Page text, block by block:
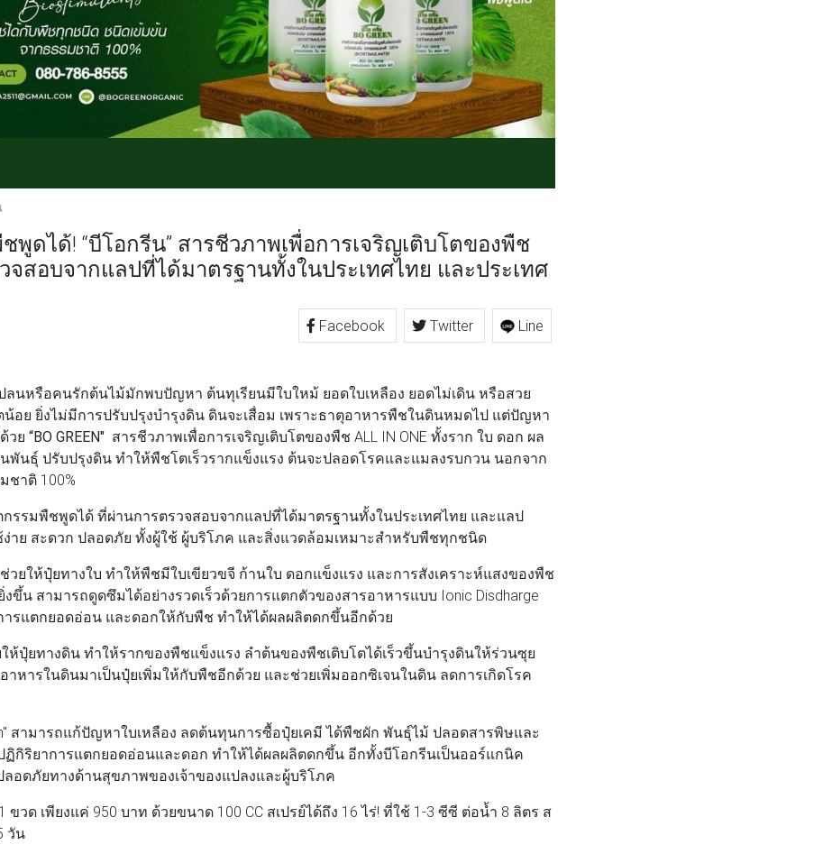
พูดได้! “บีโอกรีน” สารชีวภาพเพื่อการเจริญเติบโตของพืช
จสอบจากแลปที่ได้มาตรฐานทั้งในประเทศไทย และประเทศ
Facebook Twitter
Line
ลนหรือคนรักต้นไม้มักพบปัญหา ต้นทุเรียนมีใบใหม้ ยอดใบเหลือง ยอดไม่เดิน หรือสวย
อย ยิ่งไม่มีการปรับปรุงบำรุงดิน ดินจะเสื่อม เพราะธาตุอาหารพืชในดินหมดไป แต่ปัญหา
วย “BO GREEN" สารชีวภาพเพื่อการเจริญเติบโตของพืช ALL IN ONE ทั้งราก ใบ ดอก ผล
พันธุ์ ปรับปรุงดิน ทำให้พืชโตเร็วรากแข็งแรง ต้นจะปลอดโรคและแมลงรบกวน นอกจาก
ชาติ 100%
กรรมพืชพูดได้ ที่ผ่านการตรวจสอบจากแลปที่ได้มาตรฐานทั้งในประเทศไทย และแลป
ง่าย สะดวก ปลอดภัย ทั้งผู้ใช้ ผู้บริโภค และสิ่งแวดล้อมเหมาะสำหรับพืชทุกชนิด
วยให้ปุ๋ยทางใบ ทำให้พืชมีใบเขียวขจี ก้านใบ ดอกแข็งแรง และการสังเคราะห์แสงของพืช
ขึ้น สามารถดูดซึมได้อย่างรวดเร็วด้วยการแตกตัวของสารอาหารแบบ Ionic Disdharge
ารแตกยอดอ่อน และดอกให้กับพืช ทำให้ได้ผลผลิตดกขึ้นอีกด้วย
ห้ปุ๋ยทางดิน ทำให้รากของพืชแข็งแรง ลำต้นของพืชเติบโตได้เร็วขึ้นบำรุงดินให้ร่วนซุย
าหารในดินมาเป็นปุ๋ยเพิ่มให้กับพืชอีกด้วย และช่วยเพิ่มออกซิเจนในดิน ลดการเกิดโรค
สามารถแก้ปัญหาใบเหลือง ลดต้นทุนการซื้อปุ๋ยเคมี ได้พืชผัก พันธุ์ไม้ ปลอดสารพิษและ
ปฏิกิริยาการแตกยอดอ่อนและดอก ทำให้ได้ผลผลิตดกขึ้น อีกทั้งบีโอกรีนเป็นออร์แกนิค
ลอดภัยทางด้านสุขภาพของเจ้าของแปลงและผู้บริโภค
ขวด เพียงแค่ 950 บาท ด้วยขนาด 100 CC สเปรย์ได้ถึง 16 ไร่! ที่ใช้ 1-3 ซีซี ต่อน้ำ 8 ลิตร ส
วัน